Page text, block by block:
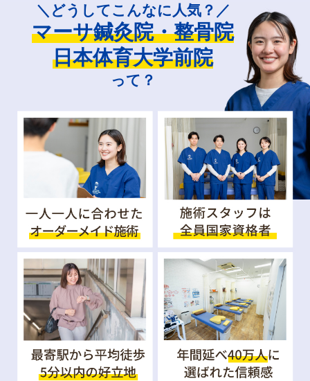
＼どうしてこんなに人気？／
マーサ鍼灸院・整骨院
日本体育大学前院
って？